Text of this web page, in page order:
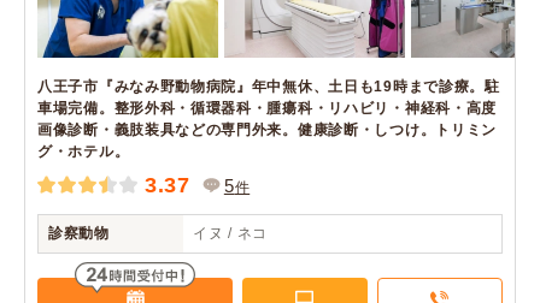
八王子市『みなみ野動物病院』年中無休、土日も19時まで診療。駐
車場完備。整形外科・循環器科・腫瘍科・リハビリ・神経科・高度
画像診断・義肢装具などの専門外来。健康診断・しつけ。トリミン
グ・ホテル。
3.37 5件
診察動物 イヌ / ネコ